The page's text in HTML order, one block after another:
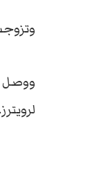
ووصل
لرويترز.